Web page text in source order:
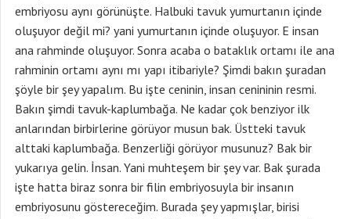
embriyosu aynı görünüşte. Halbuki tavuk yumurtanın içinde
oluşuyor değil mi? yani yumurtanın içinde oluşuyor. E insan
ana rahminde oluşuyor. Sonra acaba o bataklık ortamı ile ana
rahminin ortamı aynı mı yapı itibariyle? Şimdi bakın şuradan
şöyle bir şey yapalım. Bu işte ceninin, insan cenininin resmi.
Bakın şimdi tavuk-kaplumbağa. Ne kadar çok benziyor ilk
anlarından birbirlerine görüyor musun bak. Üstteki tavuk
alttaki kaplumbağa. Benzerliği görüyor musunuz? Bak bir
yukarıya gelin. İnsan. Yani muhteşem bir şey var. Bak şurada
işte hatta biraz sonra bir filin embriyosuyla bir insanın
embriyosunu göstereceğim. Burada şey yapmışlar, birisi